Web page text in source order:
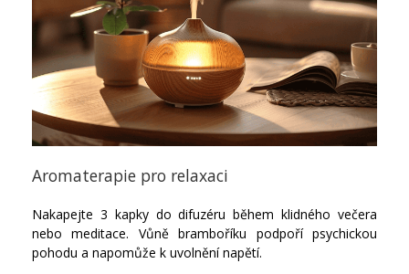
Aromaterapie pro relaxaci
Nakapejte 3 kapky do difuzéru během klidného večera
nebo meditace. Vůně bramboříku podpoří psychickou
pohodu a napomůže k uvolnění napětí.